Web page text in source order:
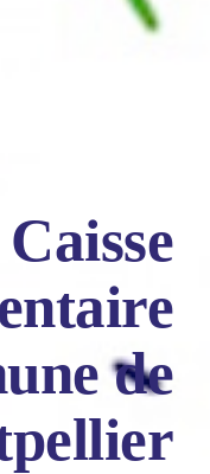
Caisse
de